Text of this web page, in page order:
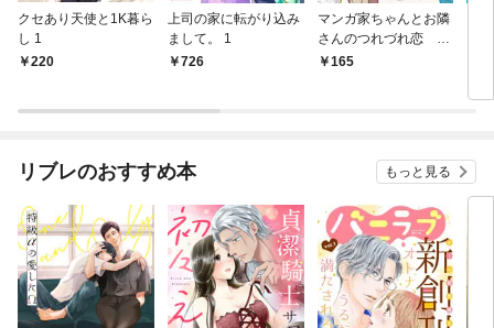
クセあり天使と1K暮ら
し 1
220
上司の家に転がり込み
まして。 1
726
マンガ家ちゃんとお隣
さんのつれづれ恋 第
1巻165
リブレのおすすめ本 もっと見る